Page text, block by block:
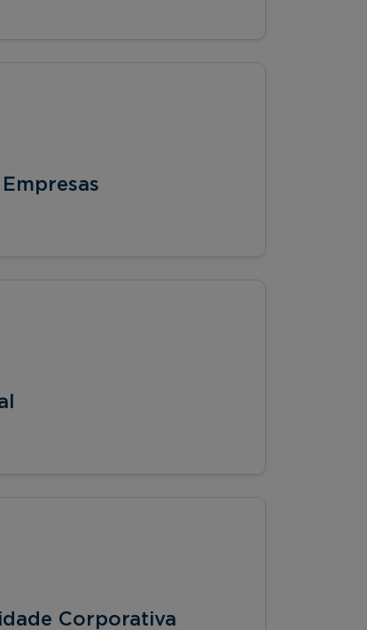
Corporativa